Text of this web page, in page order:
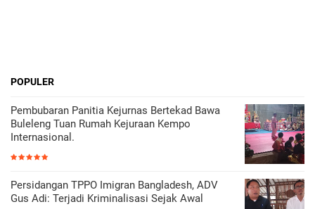
POPULER
Pembubaran Panitia Kejurnas Bertekad Bawa
Buleleng Tuan Rumah Kejuraan Kempo
Internasional.
Persidangan TPPO Imigran Bangladesh, ADV
Gus Adi: Terjadi Kriminalisasi Sejak Awal